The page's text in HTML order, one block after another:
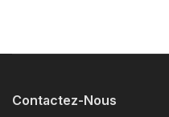
Contactez-Nous